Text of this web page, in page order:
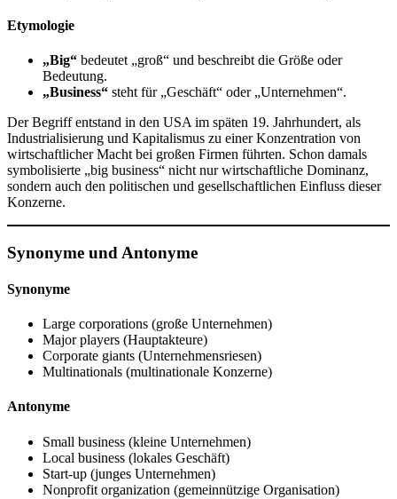
Etymologie
„Big“ bedeutet „groß“ und beschreibt die Größe oder
Bedeutung.
„Business“ steht für „Geschäft“ oder „Unternehmen“.
Der Begriff entstand in den USA im späten 19. Jahrhundert, als
Industrialisierung und Kapitalismus zu einer Konzentration von
wirtschaftlicher Macht bei großen Firmen führten. Schon damals
symbolisierte „big business“ nicht nur wirtschaftliche Dominanz,
sondern auch den politischen und gesellschaftlichen Einfluss dieser
Konzerne.
Synonyme und Antonyme
Synonyme
Large corporations (große Unternehmen)
Major players (Hauptakteure)
Corporate giants (Unternehmensriesen)
Multinationals (multinationale Konzerne)
Antonyme
Small business (kleine Unternehmen)
Local business (lokales Geschäft)
Start-up (junges Unternehmen)
Nonprofit organization (gemeinnützige Organisation)